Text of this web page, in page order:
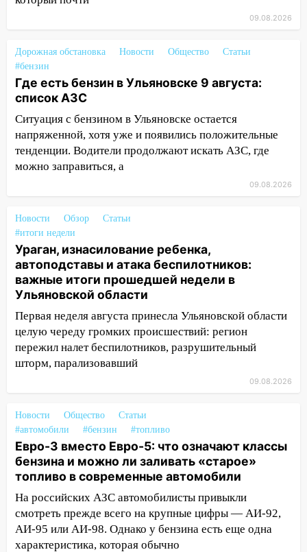
движение трамваев в Ульяновске
09:15 Ураган, изнасилование ребенка,
автоподставы и атака беспилотников:
Ульяновской области
08:20 В Ульяновске восстановили
трамвайную и троллейбусную
пропал 67-летний мужчина
08:11
На Ульяновск снова надвигается
непогода
07:30 Евро-3 вместо Евро-5: что
означают классы бензина и можно ли
заливать «старое» топливо в
современные автомобили
06:30
Какая погода будет в Ульяновской
области днем 9 августа
измениться: гороскоп на 9 августа —
три знака получат шанс, который нельзя
упустить
08.08.2026
20:10 Во время урагана в Ульяновске на
Волге перевернулась лодка
19:55 В Ульяновске упавшее дерево
заблокировало в машине двух женщин
09.08.2026
Дорожная обстановка Новости Общество
Статьи
#бензин
Где есть бензин в Ульяновске 9 августа:
список АЗС
Ситуация с бензином в Ульяновске остается
напряженной, хотя уже и появились положительные
тенденции. Водители продолжают искать АЗС, где
можно заправиться, а
09.08.2026
Новости Обзор
Статьи
#итоги недели
Ураган, изнасилование ребенка,
автоподставы и атака беспилотников:
важные итоги прошедшей недели в
Ульяновской области
Первая неделя августа принесла Ульяновской области
целую череду громких происшествий: регион
пережил налет беспилотников, разрушительный
шторм, парализовавший
09.08.2026
Новости Общество
Статьи
#автомобили
#бензин #топливо
Евро-3 вместо Евро-5: что означают классы
бензина и можно ли заливать «старое»
топливо в современные автомобили
На российских АЗС автомобилисты привыкли
смотреть прежде всего на крупные цифры — АИ-92,
АИ-95 или АИ-98. Однако у бензина есть еще одна
характеристика, которая обычно